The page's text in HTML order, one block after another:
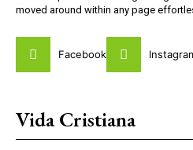
moved around within any page
Facebook
Vida Cristiana